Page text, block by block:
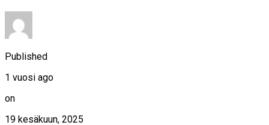
Published
1 vuosi ago
on
19 kesäkuun, 2025